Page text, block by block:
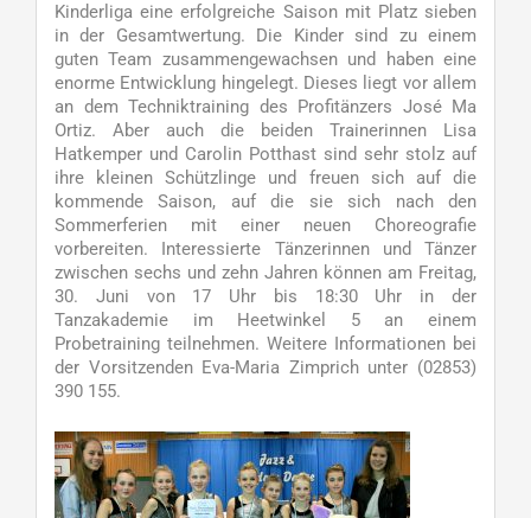
Kinderliga eine erfolgreiche Saison mit Platz sieben
in der Gesamtwertung. Die Kinder sind zu einem
guten Team zusammengewachsen und haben eine
enorme Entwicklung hingelegt. Dieses liegt vor allem
an dem Techniktraining des Profitänzers José Ma
Ortiz. Aber auch die beiden Trainerinnen Lisa
Hatkemper und Carolin Potthast sind sehr stolz auf
ihre kleinen Schützlinge und freuen sich auf die
kommende Saison, auf die sie sich nach den
Sommerferien mit einer neuen Choreografie
vorbereiten. Interessierte Tänzerinnen und Tänzer
zwischen sechs und zehn Jahren können am Freitag,
30. Juni von 17 Uhr bis 18:30 Uhr in der
Tanzakademie im Heetwinkel 5 an einem
Probetraining teilnehmen. Weitere Informationen bei
der Vorsitzenden Eva-Maria Zimprich unter (02853)
390 155.